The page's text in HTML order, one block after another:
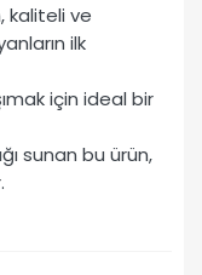
kaliteli ve
ilk
için ideal bir
sunan bu ürün,